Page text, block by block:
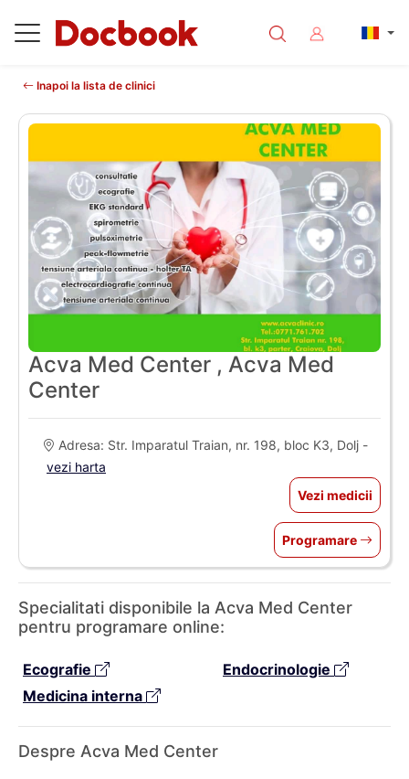
Inapoi la lista de clinici
Acva Med Center , Acva Med
Center
Adresa: Str. Imparatul Traian, nr. 198, bloc K3, Dolj -
vezi harta
Vezi medicii
Programare
Specialitati disponibile la Acva Med Center
pentru programare online:
Ecografie
Endocrinologie
Medicina interna
Despre Acva Med Center